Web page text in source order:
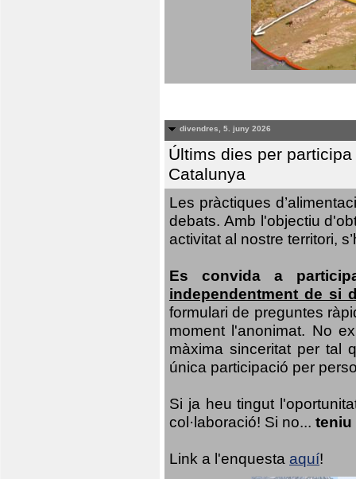
divendres, 5. juny 2026
Últims dies per
Catalunya
Les pràctiques
debats. Amb l'objectiu
activitat al nostre territori,
Es convida a
independentment de si
formulari de preguntes
moment l'anonimat. No
màxima sinceritat per tal
única participació per
Si ja heu tingut
col·laboració! Si no... teniu
Link a l'enquesta aquí!